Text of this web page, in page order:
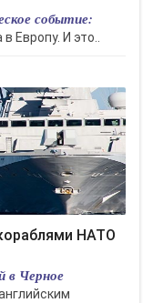
событие:
Европу. И это..
в Черное